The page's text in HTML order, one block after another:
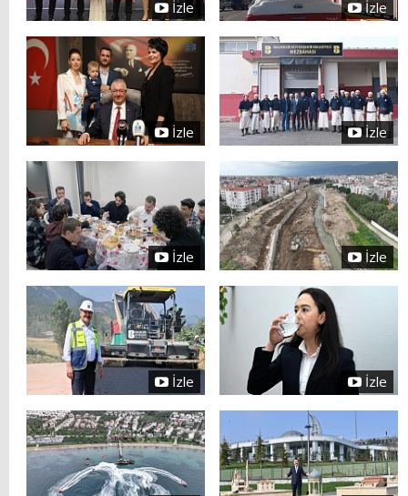
İzle İzle
İzle İzle
İzle İzle
İzle İzle